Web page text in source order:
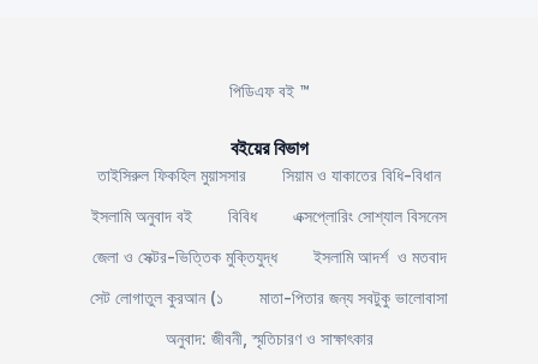
পিডিএফ বই ™
বইয়ের বিভাগ
তাইসিরুল ফিকহিল মুয়াসসার
সিয়াম ও যাকাতের বিধি-বিধান
ইসলামি অনুবাদ বই
বিবিধ
এক্সপ্লোরিং সোশ্যাল বিসনেস
জেলা ও সেক্টর-ভিত্তিক মুক্তিযুদ্ধ
ইসলামি আদর্শ ও মতবাদ
সেট লোগাতুল কুরআন (১
মাতা-পিতার জন্য সবটুকু ভালোবাসা
অনুবাদ: জীবনী, স্মৃতিচারণ ও সাক্ষাৎকার